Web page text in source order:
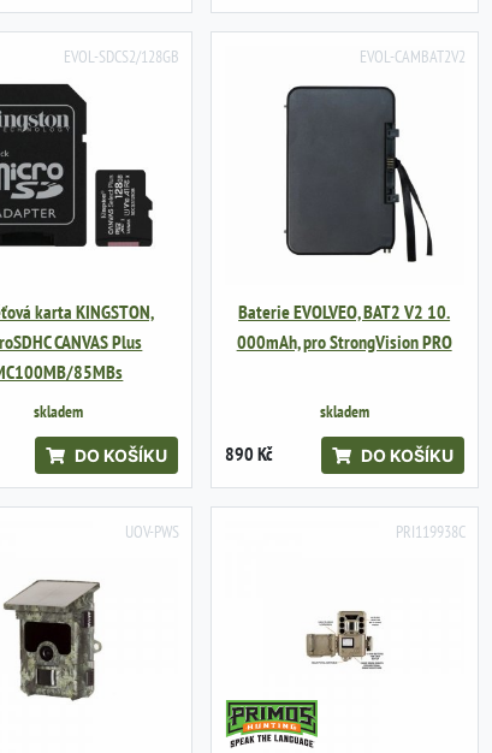
EVOL-SDCS2/128GB
karta KINGSTON,
CANVAS Plus
85MBs
skladem
DO KOŠÍKU
EVOL-CAMBAT2V2
Baterie EVOLVEO, BAT2 V2 10.
000mAh, pro StrongVision PRO
skladem
890 Kč DO KOŠÍKU
UOV-PWS PRI119938C